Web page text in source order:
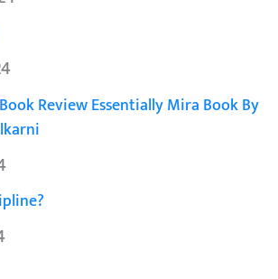
Book Review Essentially Mira Book By